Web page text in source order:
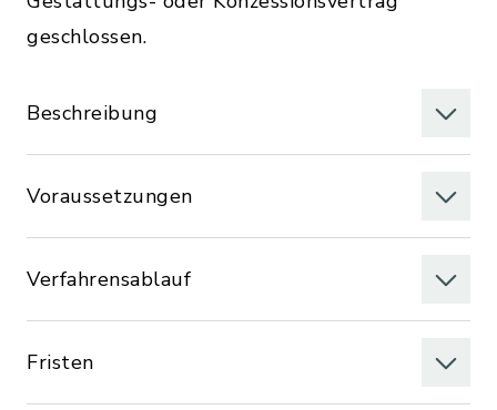
geschlossen.
Beschreibung
Voraussetzungen
Verfahrensablauf
Fristen